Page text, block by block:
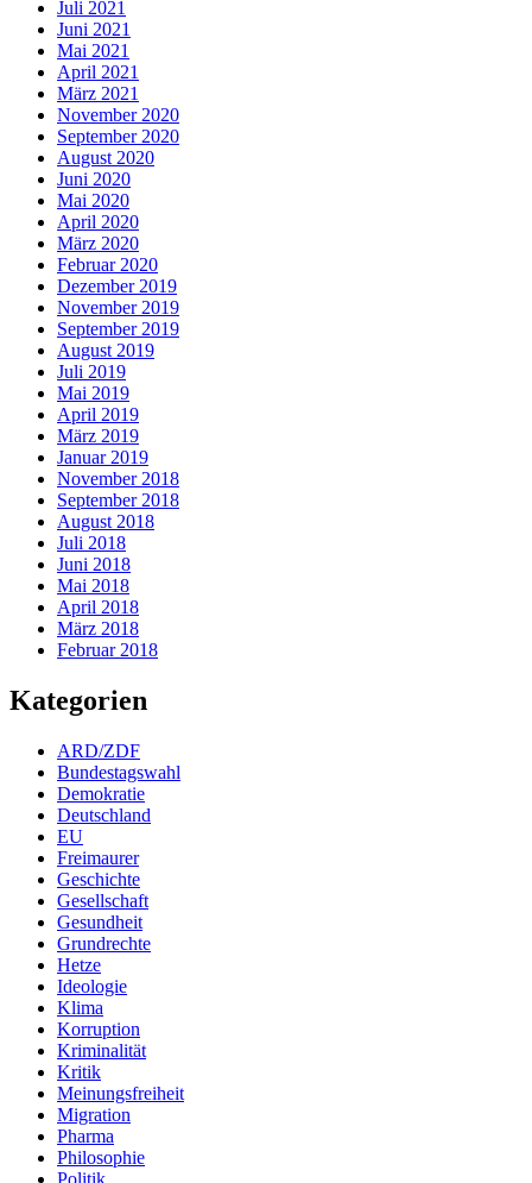
Juli 2021
Juni 2021
Mai 2021
April 2021
März 2021
November 2020
September 2020
August 2020
Juni 2020
Mai 2020
April 2020
März 2020
Februar 2020
Dezember 2019
November 2019
September 2019
August 2019
Juli 2019
Mai 2019
April 2019
März 2019
Januar 2019
November 2018
September 2018
August 2018
Juli 2018
Juni 2018
Mai 2018
April 2018
März 2018
Februar 2018
Kategorien
ARD/ZDF
Bundestagswahl
Demokratie
Deutschland
EU
Freimaurer
Geschichte
Gesellschaft
Gesundheit
Grundrechte
Hetze
Ideologie
Klima
Korruption
Kriminalität
Kritik
Meinungsfreiheit
Migration
Pharma
Philosophie
Politik